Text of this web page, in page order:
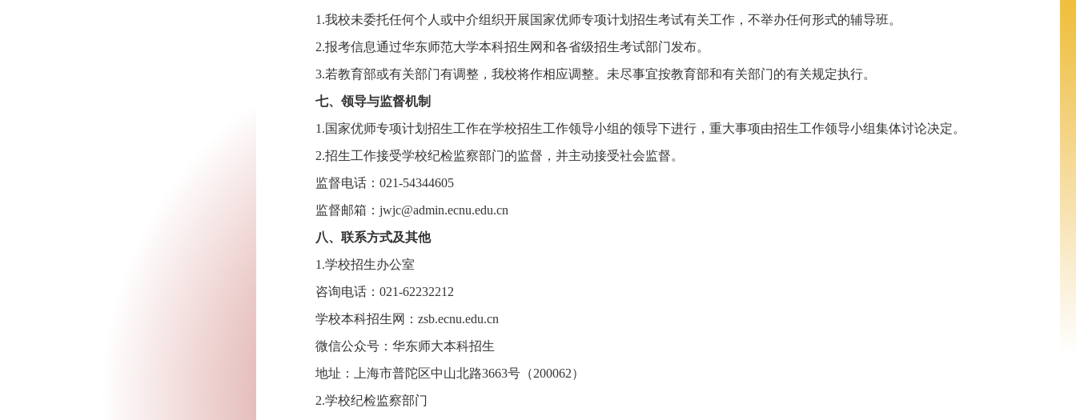
1.我校未委托任何个人或中介组织开展国家优师专项计划招生考试有关工作，不举办任何形式的辅导班。
2.报考信息通过华东师范大学本科招生网和各省级招生考试部门发布。
3.若教育部或有关部门有调整，我校将作相应调整。未尽事宜按教育部和有关部门的有关规定执行。
七、领导与监督机制
1.国家优师专项计划招生工作在学校招生工作领导小组的领导下进行，重大事项由招生工作领导小组集体讨论决定。
2.招生工作接受学校纪检监察部门的监督，并主动接受社会监督。
监督电话：021-54344605
监督邮箱：jwjc@admin.ecnu.edu.cn
八、联系方式及其他
1.学校招生办公室
咨询电话：021-62232212
学校本科招生网：zsb.ecnu.edu.cn
微信公众号：华东师大本科招生
地址：上海市普陀区中山北路3663号（200062）
2.学校纪检监察部门